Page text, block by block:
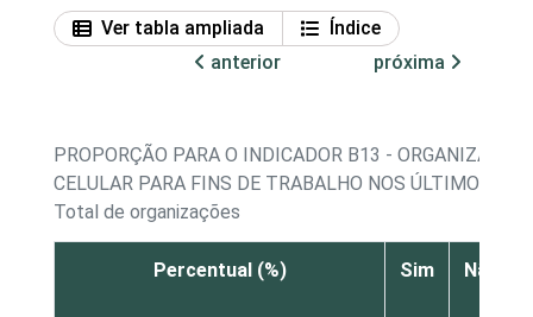
Ver tabla ampliada
Índice
anterior
próxima
PROPORÇÃO PARA O INDICADOR B13 -
CELULAR PARA FINS DE TRABALHO NOS ÚLTIMOS 12
Total de organizações
Percentual (%) Sim
Não